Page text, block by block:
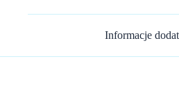
Informacje